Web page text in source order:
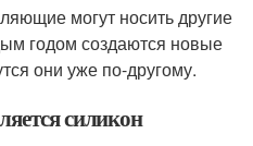
могут носить другие
годом создаются новые
они уже по-другому.
силикон